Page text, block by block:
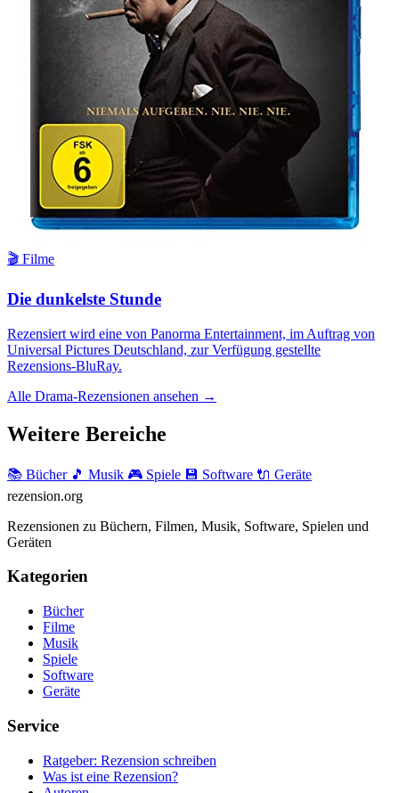
🎬 Filme
Die dunkelste Stunde
Rezensiert wird eine von Panorma Entertainment, im Auftrag von
Universal Pictures Deutschland, zur Verfügung gestellte
Rezensions-BluRay.
Alle Drama-Rezensionen ansehen →
Weitere Bereiche
📚 Bücher 🎵 Musik 🎮 Spiele 💾 Software 🔌 Geräte
rezension.org
Rezensionen zu Büchern, Filmen, Musik, Software, Spielen und
Geräten
Kategorien
Bücher
Filme
Musik
Spiele
Software
Geräte
Service
Ratgeber: Rezension schreiben
Was ist eine Rezension?